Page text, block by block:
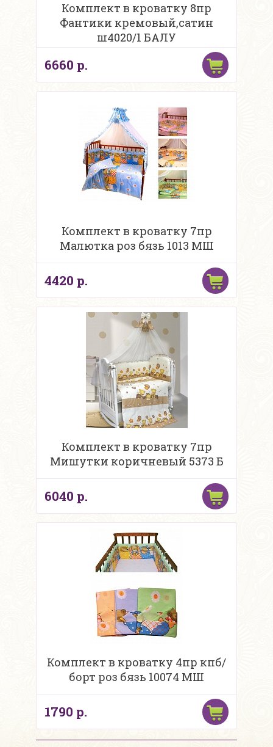
Комплект в кроватку 8пр
Фантики кремовый,сатин
ш4020/1 БАЛУ
6660 р.
Комплект в кроватку 7пр
Малютка роз бязь 1013 МШ
4420 р.
Комплект в кроватку 7пр
Мишутки коричневый 5373 Б
6040 р.
Комплект в кроватку 4пр кпб/
борт роз бязь 10074 МШ
1790 р.